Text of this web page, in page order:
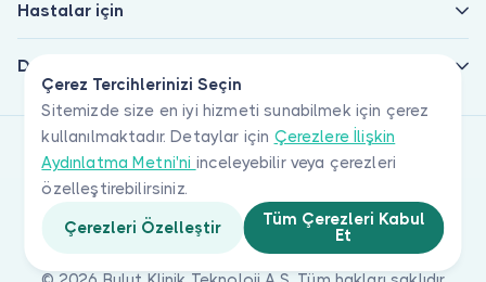
Çerez Tercihlerinizi Seçin
Sitemizde size en iyi hizmeti sunabilmek için çerez
kullanılmaktadır. Detaylar için Çerezlere İlişkin
Aydınlatma Metni'ni inceleyebilir veya çerezleri
özelleştirebilirsiniz.
Çerezleri Özelleştir
Tüm Çerezleri Kabul
Et
Hastalar için
Doktorlar için